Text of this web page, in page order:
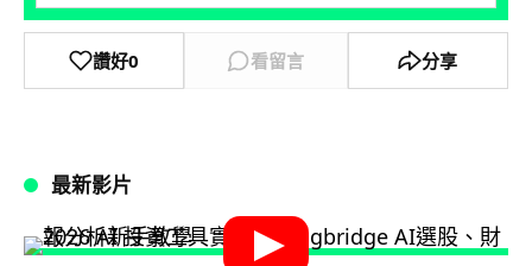
讚好0 看留言 分享
最新影片